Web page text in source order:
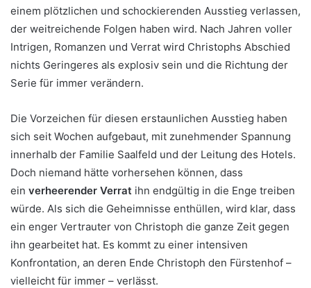
einem plötzlichen und schockierenden Ausstieg verlassen,
der weitreichende Folgen haben wird. Nach Jahren voller
Intrigen, Romanzen und Verrat wird Christophs Abschied
nichts Geringeres als explosiv sein und die Richtung der
Serie für immer verändern.
Die Vorzeichen für diesen erstaunlichen Ausstieg haben
sich seit Wochen aufgebaut, mit zunehmender Spannung
innerhalb der Familie Saalfeld und der Leitung des Hotels.
Doch niemand hätte vorhersehen können, dass
ein verheerender Verrat ihn endgültig in die Enge treiben
würde. Als sich die Geheimnisse enthüllen, wird klar, dass
ein enger Vertrauter von Christoph die ganze Zeit gegen
ihn gearbeitet hat. Es kommt zu einer intensiven
Konfrontation, an deren Ende Christoph den Fürstenhof –
vielleicht für immer – verlässt.